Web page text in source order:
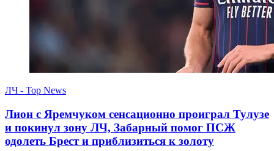
ЛЧ - Top News
Лион с Яремчуком сенсационно проиграл Тулузе
и покинул зону ЛЧ, Забарный помог ПСЖ
одолеть Брест и приблизиться к золоту